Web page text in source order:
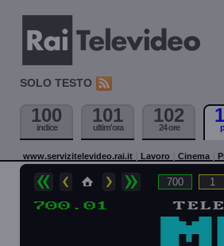
SOLO TESTO
100
indice
101
ultim'ora
102
24 ore
www.servizitelevideo.rai.it Lavoro Cinema